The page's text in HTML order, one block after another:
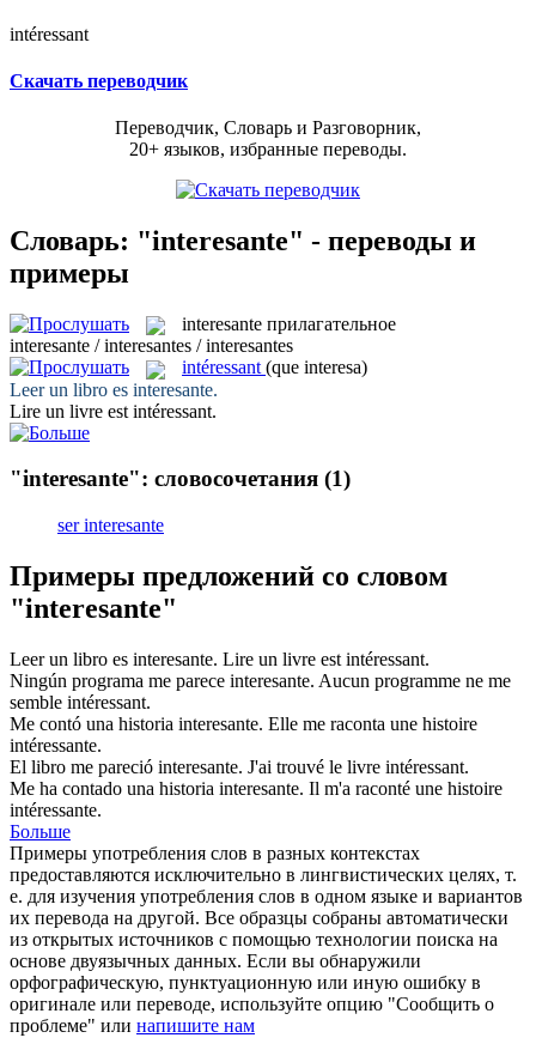
intéressant
Скачать переводчик
Переводчик, Словарь и Разговорник,
20+ языков, избранные переводы.
Словарь: "interesante" - переводы и
примеры
interesante прилагательное
interesante / interesantes / interesantes
intéressant (que interesa)
Leer un libro es interesante.
Lire un livre est intéressant.
"interesante": словосочетания (1)
ser interesante
Примеры предложений со словом
"interesante"
Leer un libro es interesante. Lire un livre est intéressant.
Ningún programa me parece interesante. Aucun programme ne me
semble intéressant.
Me contó una historia interesante. Elle me raconta une histoire
intéressante.
El libro me pareció interesante. J'ai trouvé le livre intéressant.
Me ha contado una historia interesante. Il m'a raconté une histoire
intéressante.
Больше
Примеры употребления слов в разных контекстах
предоставляются исключительно в лингвистических целях, т.
е. для изучения употребления слов в одном языке и вариантов
их перевода на другой. Все образцы собраны автоматически
из открытых источников с помощью технологии поиска на
основе двуязычных данных. Если вы обнаружили
орфографическую, пунктуационную или иную ошибку в
оригинале или переводе, используйте опцию "Сообщить о
проблеме" или напишите нам